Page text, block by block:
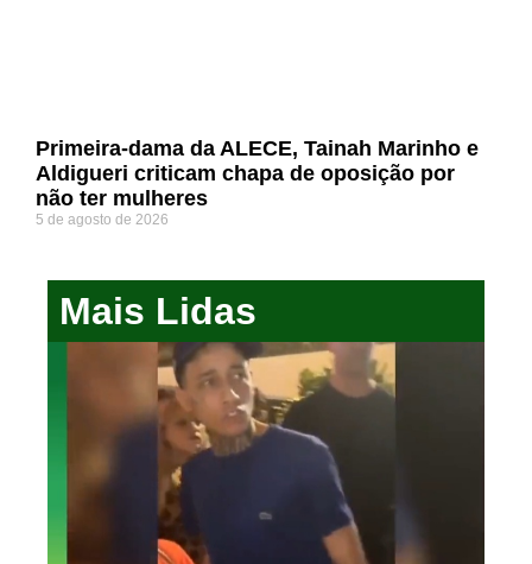
Primeira-dama da ALECE, Tainah Marinho e
Aldigueri criticam chapa de oposição por
não ter mulheres
5 de agosto de 2026
Mais Lidas